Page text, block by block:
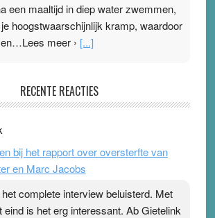
een maaltijd in diep water zwemmen,
hoogstwaarschijnlijk kramp, waardoor
meer › [...]
Ward van Beek
hopen ermee hun hartslag te verlagen
opnemen. Daarop heeft zo’n
Maar het gevoel ‘makkelijker te
in de topspsort ›[...]
RECENTE REACTIES
bij het rapport over oversterfte van
en Marc Jacobs
complete interview beluisterd. Met
eind is het erg interessant. Ab Gietelink